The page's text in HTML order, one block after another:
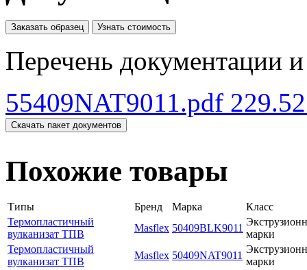
Заказать образец Узнать стоимость
Перечень документации
55409NAT9011.pdf
Скачать пакет документов
Похожие товары
Типы Бренд Марка
Класс
Термопластичный
вулканизат ТПВ
Masflex 50409BLK9011
марки
Термопластичный
вулканизат ТПВ
Masflex 50409NAT9011
марки